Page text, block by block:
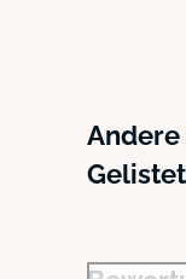
Andere